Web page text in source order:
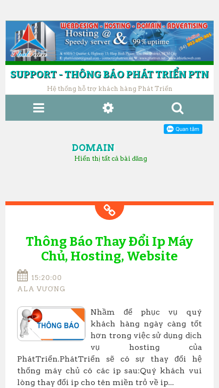
SUPPORT - THÔNG BÁO PHÁT TRIỂN PTN
Hệ thống hỗ trợ khách hàng Phát Triển
WIDGETS
AR
DOMAIN
Hiển thị tất cả bài đăng
Thông Báo Thay Đổi Ip Máy
Chủ, Hosting, Website
15:20:00
ALA VƯƠNG
Nhầm để phục vụ quý
khách hàng ngày càng tốt
hơn trong việc sử dụng dịch
vụ hosting của
PhátTriển.PhátTriển sẽ có sự thay đổi hệ
thống máy chủ có các ip sau:Quý khách vui
lòng thay đổi ip cho tên miền trỏ về ip...